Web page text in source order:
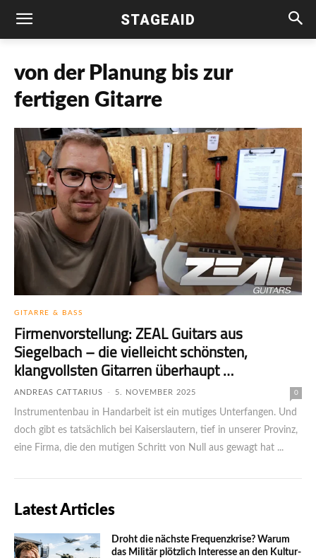
STAGEAID
von der Planung bis zur
fertigen Gitarre
GITARRE & BASS
Firmenvorstellung: ZEAL Guitars aus
Siegelbach – die vielleicht schönsten,
klangvollsten Gitarren überhaupt …
ANDREAS CATTARIUS - 5. NOVEMBER 2025 0
Instrumentenbau in Handarbeit ist ein mutiges Unterfangen. Und
doch gibt es tatsächlich bei Kaiserslautern, tief in unserer Provinz,
eine Firma, die den mutigen Schritt von Null aus gewagt hat ...
Latest Articles
Droht die nächste Frequenzkrise? Warum
das Mili­tär plötzlich Inte­resse an den Kultur­